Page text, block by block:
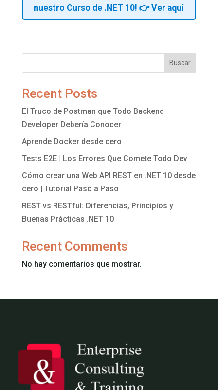
nuestro Curso de .NET 10! 👉 Ver aquí
Buscar
Recent Posts
El Truco de Postman que Todo Backend
Developer Debería Conocer
Aprende Docker desde cero
Tests E2E | Los Errores Que Comete Todo Dev
Cómo crear una Web API REST en .NET 10 desde
cero | Tutorial Paso a Paso
REST vs RESTful: Diferencias, Principios y
Buenas Prácticas .NET 10
Recent Comments
No hay comentarios que mostrar.